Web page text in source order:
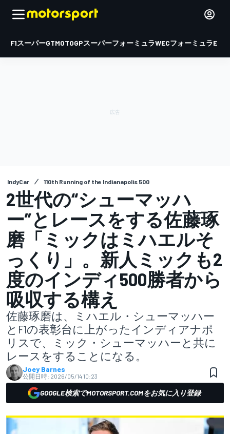
F1スーパーGTMOTOGPスーパーフォーミュラWECフォーミュラE
IndyCar 110th Running of the Indianapolis 500
2世代の“シューマッハ
ー”とレースをする佐藤琢
磨「ミックはミハエルそ
っくり」。新人ミックも2
度のインディ500勝者から
吸収する構え
佐藤琢磨は、ミハエル・シューマッハー
とF1の表彰台に上がったインディアナポ
リスで、ミック・シューマッハーと共に
レースをすることになる。
Joey Barnes
公開日時: 2026/05/14 10:23
GOOGLE検索でMOTORSPORT.COMをお気に入り登録